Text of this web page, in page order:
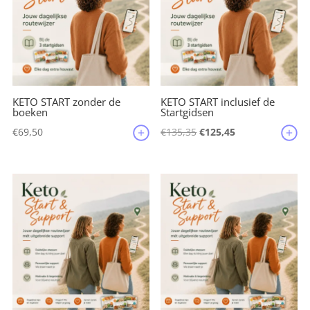
k
KETO START zonder de
boeken
€69,50
KETO START inclusief de
Startgidsen
€135,35Oorspronkelijke
€135,35.
€125,45Huidige